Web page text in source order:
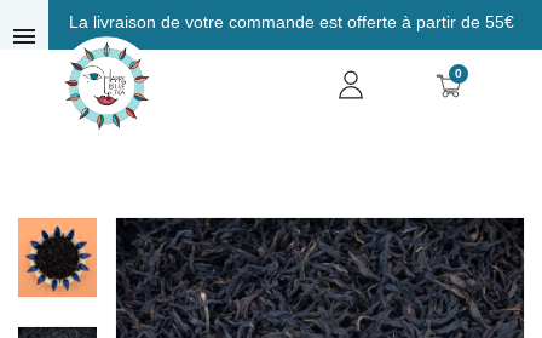
La livraison de votre commande est offerte à partir de 55€
0
menu